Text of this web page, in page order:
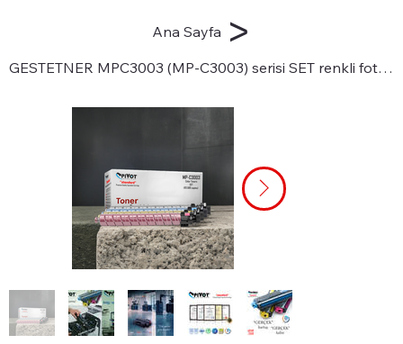
Ana Sayfa >
GESTETNER MPC3003 (MP-C3003) serisi SET renkli fotokopi toneri için